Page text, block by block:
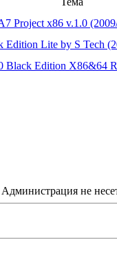
Project x86 v.1.0
Edition Lite by S Tech
Black Edition X86&64
Администрация не